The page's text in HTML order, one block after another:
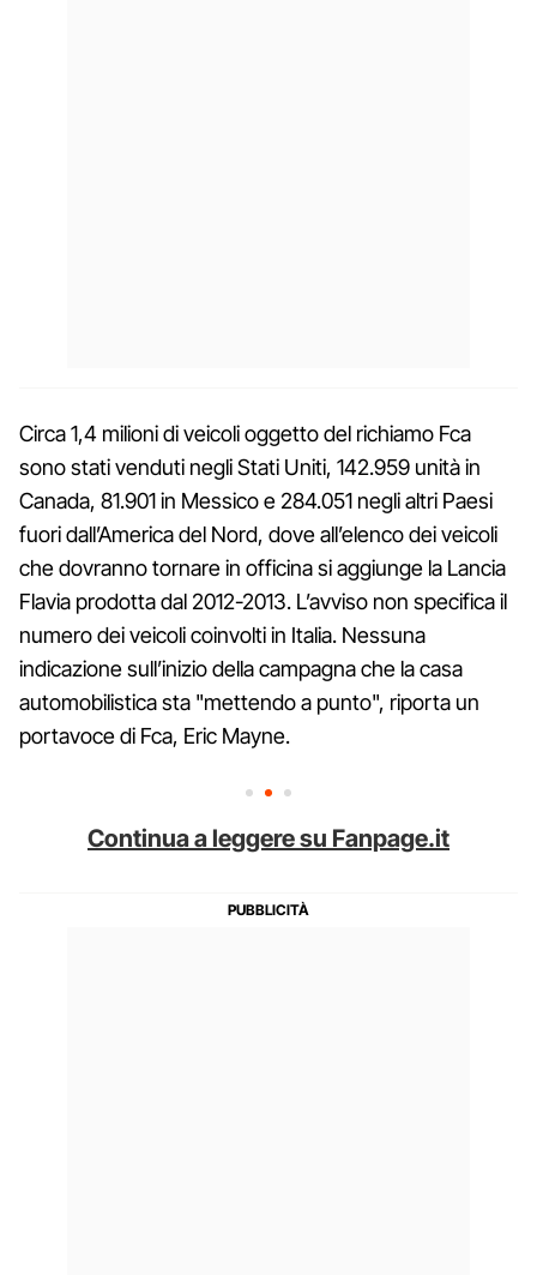
Circa 1,4 milioni di veicoli oggetto del richiamo Fca
sono stati venduti negli Stati Uniti, 142.959 unità in
Canada, 81.901 in Messico e 284.051 negli altri Paesi
fuori dall’America del Nord, dove all’elenco dei veicoli
che dovranno tornare in officina si aggiunge la Lancia
Flavia prodotta dal 2012-2013. L’avviso non specifica il
numero dei veicoli coinvolti in Italia. Nessuna
indicazione sull’inizio della campagna che la casa
automobilistica sta "mettendo a punto", riporta un
portavoce di Fca, Eric Mayne.
Continua a leggere su Fanpage.it